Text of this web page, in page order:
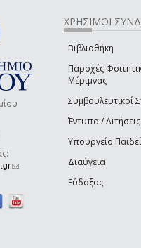
(link sends e-mail)
ΧΡΗΣΙΜΟΙ
Βιβλιοθήκη
Παροχές
Μέριμνας
Συμβουλευτικοί
Έντυπα / Αιτήσεις
Υπουργείο
Διαύγεια
Εύδοξος